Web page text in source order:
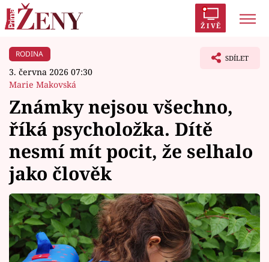
ŽIVĚ
Trendy:
AYTO?
Módní alarm
Zrádci
Témata
Celebrity
Vztahy
Seriály
RODINA
3. června 2026 07:30
Marie Makovská
SDÍLET
Známky nejsou všechno,
říká psycholožka. Dítě
nesmí mít pocit, že selhalo
jako člověk